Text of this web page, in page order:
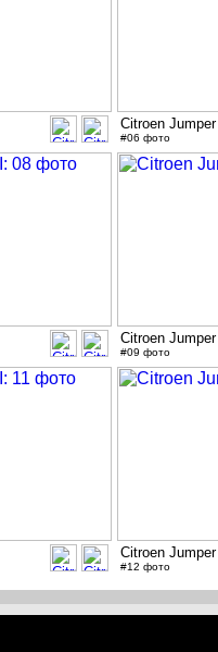
Citroen Jumper I
#06 фото
Citroen Jumper I
#09 фото
Citroen Jumper I
#12 фото